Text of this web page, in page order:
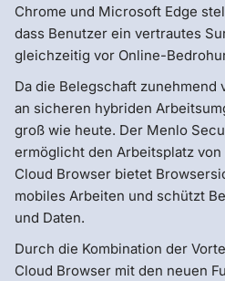
Chrome und Microsoft Edge
dass Benutzer ein vertrautes
gleichzeitig vor Online-
Da die Belegschaft
an sicheren hybriden
groß wie heute. Der Menlo
ermöglicht den Arbeitsplatz
Cloud Browser bietet
mobiles Arbeiten und schützt
und Daten.
Durch die Kombination der
Cloud Browser mit den neuen